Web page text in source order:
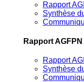
Rapport
Synthèse
Rapport AGFPN
Rapport
Synthèse